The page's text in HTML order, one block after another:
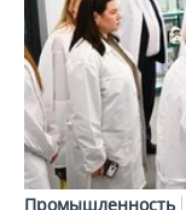
Промышленность